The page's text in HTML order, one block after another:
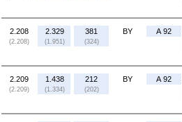
2.208
(2.208)
2.329
(1.951)
381
(324)
BY A 92
2.209
(2.209)
1.438
(1.334)
212
(202)
BY A 92